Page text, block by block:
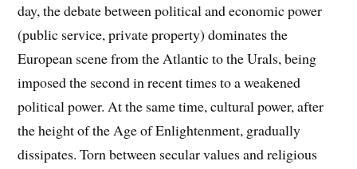
day, the debate between political and economic power
(public service, private property) dominates the
European scene from the Atlantic to the Urals, being
imposed the second in recent times to a weakened
political power. At the same time, cultural power, after
the height of the Age of Enlightenment, gradually
dissipates. Torn between secular values and religious